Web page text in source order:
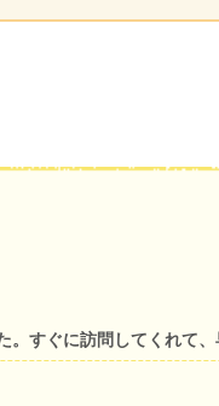
すぐに訪問してくれて